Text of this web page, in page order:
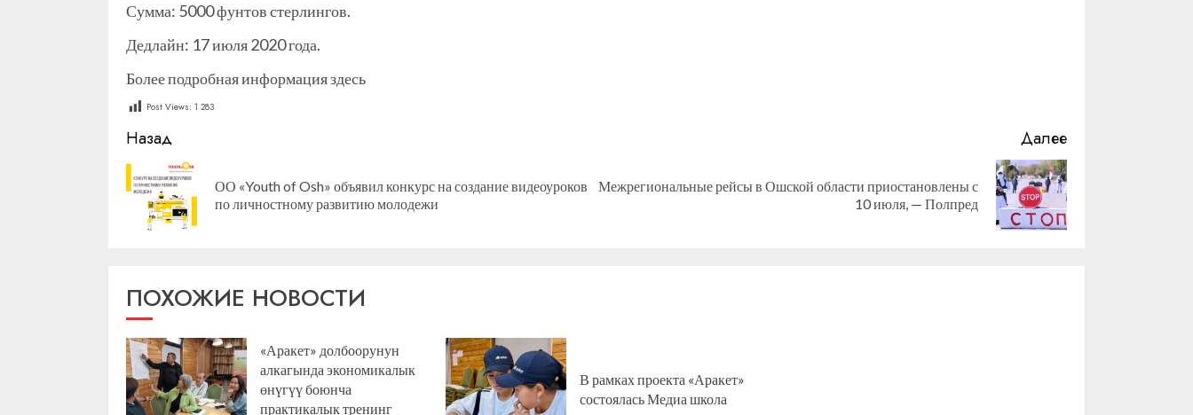
Сумма: 5000 фунтов стерлингов.
Дедлайн: 17 июля 2020 года.
Более подробная информация здесь
Post Views: 1 283
Продолжить
чтение
Назад
Предыдущая
ОО «Youth of Osh» объявил конкурс на создание видеоуроков
по личностному развитию молодежи
Далее
Следующая
Межрегиональные рейсы в Ошской области приостановлены с
10 июля, — Полпред
ПОХОЖИЕ НОВОСТИ
«Аракет» долбоорунун
алкагында экономикалык
өнүгүү боюнча
практикалык тренинг
В рамках проекта «Аракет»
состоялась Медиа школа